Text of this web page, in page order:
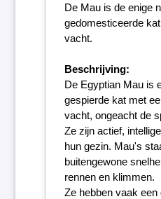
De Mau is de enige
gedomesticeerde
vacht.
Beschrijving:
De Egyptian Mau is
gespierde kat met
vacht, ongeacht de
Ze zijn actief,
hun gezin. Mau's
buitengewone
rennen en klimmen.
Ze hebben vaak